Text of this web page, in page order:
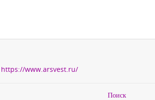
https://www.arsvest.ru/
Поиск